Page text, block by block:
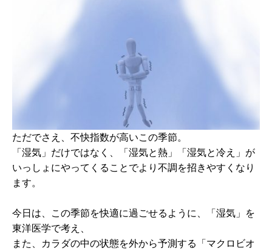
ただでさえ、不快指数が高いこの季節。
「湿気」だけではなく、「湿気と熱」「湿気と冷え」が
いっしょにやってくることでより不調を招きやすくなり
ます。
今日は、この季節を快適に過ごせるように、「湿気」を
東洋医学で考え、
また、カラダの中の状態を外から予測する「マクロビオ